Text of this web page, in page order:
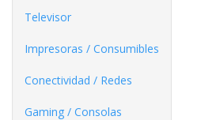
Televisor
Impresoras / Consumibles
Conectividad / Redes
Gaming / Consolas